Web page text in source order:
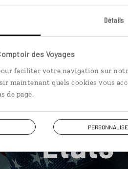
Détails
des Voyages
faciliter votre navigation sur
maintenant quels cookies vous
de page.